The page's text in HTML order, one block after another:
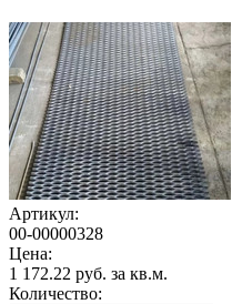
Артикул:
00-00000328
Цена:
1 172.22 руб. за кв.м.
Количество: